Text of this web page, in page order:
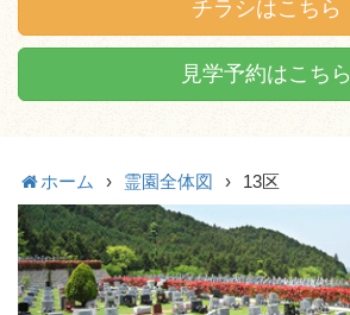
チラシはこちら
見学予約はこちら
ホーム › 霊園全体図 › 13区